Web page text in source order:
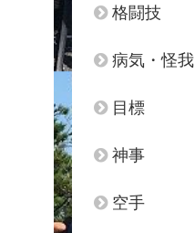
格闘技
病気・怪我
目標
神事
空手